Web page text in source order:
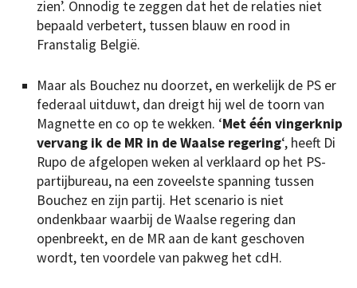
zien’. Onnodig te zeggen dat het de relaties niet
bepaald verbetert, tussen blauw en rood in
Franstalig België.
Maar als Bouchez nu doorzet, en werkelijk de PS er
federaal uitduwt, dan dreigt hij wel de toorn van
Magnette en co op te wekken. ‘Met één vingerknip
vervang ik de MR in de Waalse regering‘, heeft Di
Rupo de afgelopen weken al verklaard op het PS-
partijbureau, na een zoveelste spanning tussen
Bouchez en zijn partij. Het scenario is niet
ondenkbaar waarbij de Waalse regering dan
openbreekt, en de MR aan de kant geschoven
wordt, ten voordele van pakweg het cdH.